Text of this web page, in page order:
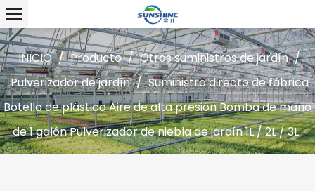
INICIO / Producto / Otros suministros de jardín /
Pulverizador de jardín / Suministro directo de fábrica
Botella de plástico Aire de alta presión Bomba de mano
de 1 galón Pulverizador de niebla de jardín 1L / 2L / 3L